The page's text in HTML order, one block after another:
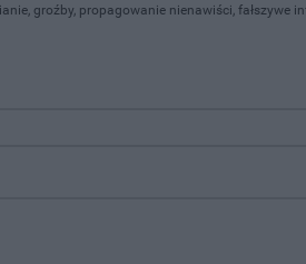
groźby, propagowanie nienawiści, fałszywe